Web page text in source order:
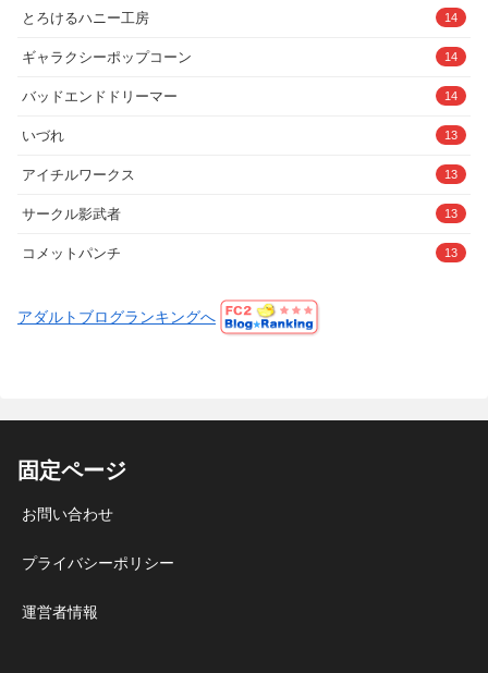
とろけるハニー工房 14
ギャラクシーポップコーン 14
バッドエンドドリーマー 14
いづれ 13
アイチルワークス 13
サークル影武者 13
コメットパンチ 13
アダルトブログランキングへ
固定ページ
お問い合わせ
プライバシーポリシー
運営者情報